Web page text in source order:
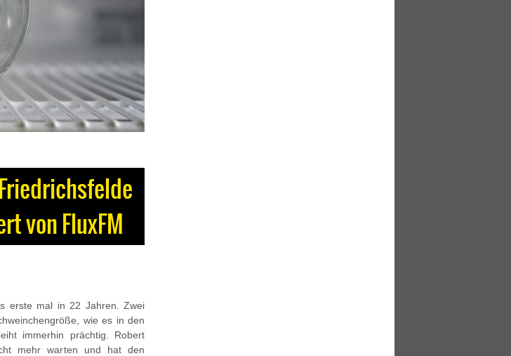
von FluxFM
erste mal in 22 Jahren. Zwei
wie es in den
immerhin prächtig. Robert
mehr warten und hat den